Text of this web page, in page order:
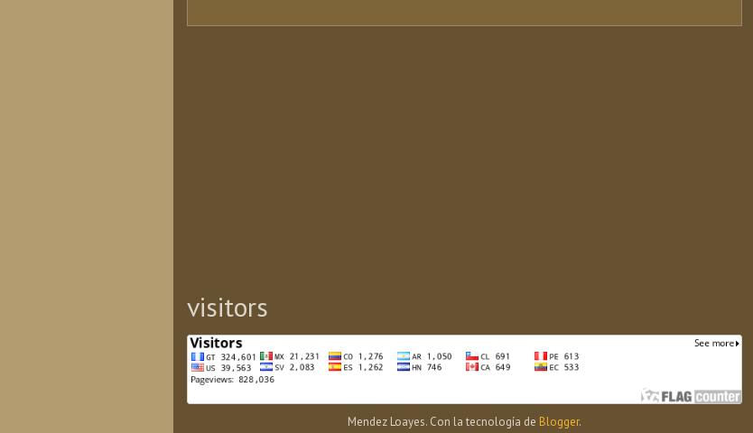
visitors
Mendez Loayes. Con la tecnología de Blogger.